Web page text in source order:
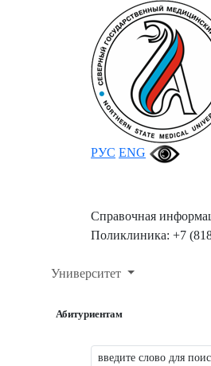
РУС ENG
Справочная
Поликлиника: +7
Университет
Абитуриентам